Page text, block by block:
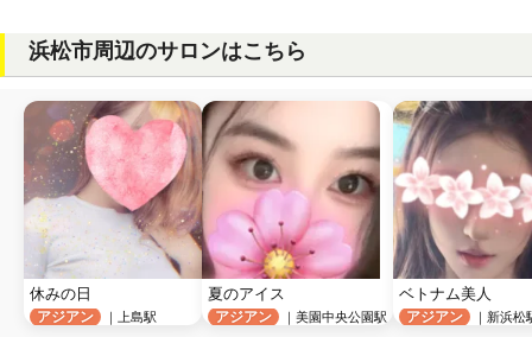
浜松市周辺のサロンはこちら
休みの日
アジアン ｜上島駅
夏のアイス
アジアン ｜美園中央公園駅
ベトナム美人
アジアン ｜新浜松